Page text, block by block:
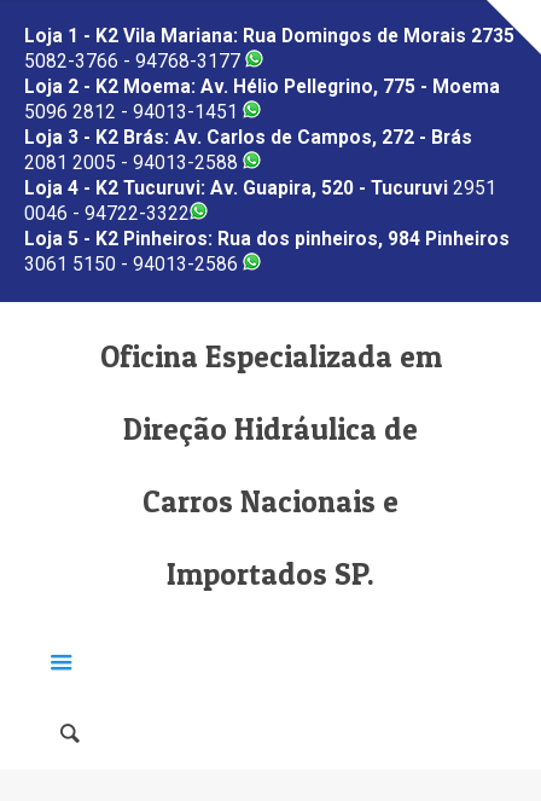
Loja 1 - K2 Vila Mariana: Rua Domingos de Morais 2735
5082-3766 - 94768-3177
Loja 2 - K2 Moema: Av. Hélio Pellegrino, 775 - Moema
5096 2812 - 94013-1451
Loja 3 - K2 Brás: Av. Carlos de Campos, 272 - Brás
2081 2005 - 94013-2588
Loja 4 - K2 Tucuruvi: Av. Guapira, 520 - Tucuruvi 2951
0046 - 94722-3322
Loja 5 - K2 Pinheiros: Rua dos pinheiros, 984 Pinheiros
3061 5150 - 94013-2586
Oficina Especializada em
Direção Hidráulica de
Carros Nacionais e
Importados SP.